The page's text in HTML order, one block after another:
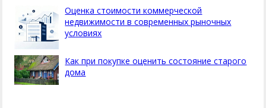
Оценка стоимости коммерческой
недвижимости в современных рыночных
условиях
Как при покупке оценить состояние старого
дома